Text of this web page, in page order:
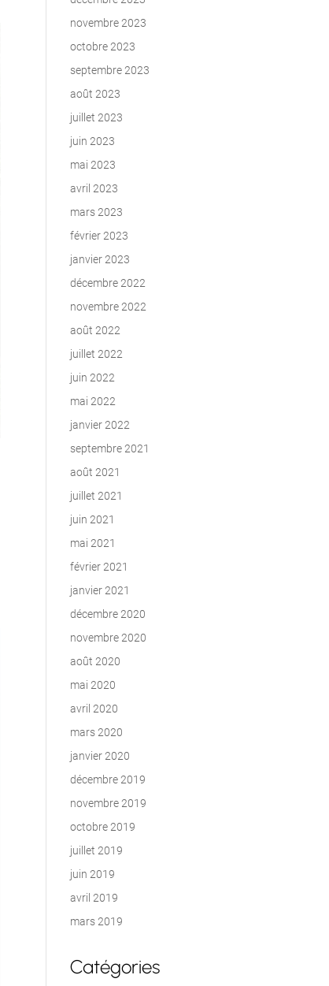
novembre 2023
octobre 2023
septembre 2023
août 2023
juillet 2023
juin 2023
mai 2023
avril 2023
mars 2023
février 2023
janvier 2023
décembre 2022
novembre 2022
août 2022
juillet 2022
juin 2022
mai 2022
janvier 2022
septembre 2021
août 2021
juillet 2021
juin 2021
mai 2021
février 2021
janvier 2021
décembre 2020
novembre 2020
août 2020
mai 2020
avril 2020
mars 2020
janvier 2020
décembre 2019
novembre 2019
octobre 2019
juillet 2019
juin 2019
avril 2019
mars 2019
Catégories